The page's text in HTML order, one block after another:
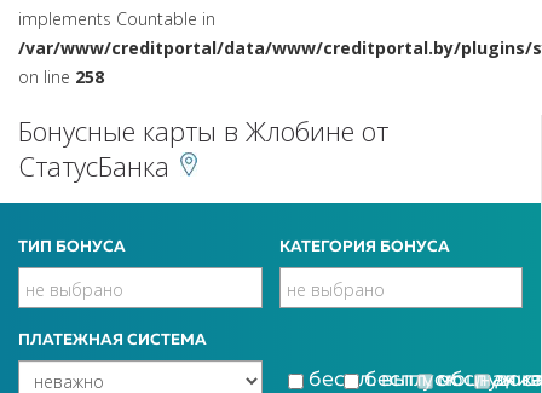
implements Countable in
/var/www/creditportal/data/www/creditportal.by/plugins/
on line 258
Бонусные карты в Жлобине от
СтатусБанка
ТИП БОНУСА КАТЕГОРИЯ БОНУСА
ПЛАТЕЖНАЯ СИСТЕМА
беспл. выпуск
беспл.моцная